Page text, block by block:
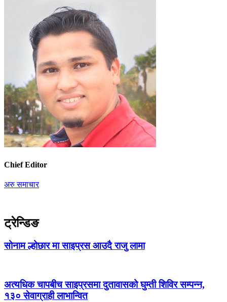
Chief Editor
अरु समाचार
ट्रेन्डिङ
सोनाम ल्होछार मा साइप्रस आउदै राजु लामा
अत्यधिक चापबीच साइप्रसमा दुतावासको घुम्ती शिविर सम्पन्न,
१३० सेवाग्राही लाभान्वित